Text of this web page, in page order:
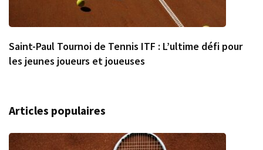
Saint-Paul Tournoi de Tennis ITF : L’ultime défi pour
les jeunes joueurs et joueuses
Articles populaires